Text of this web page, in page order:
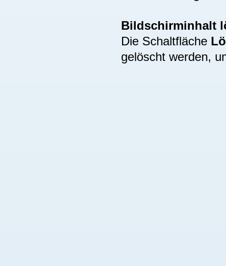
Bildschirminhalt
Die Schaltfläche
gelöscht werden,